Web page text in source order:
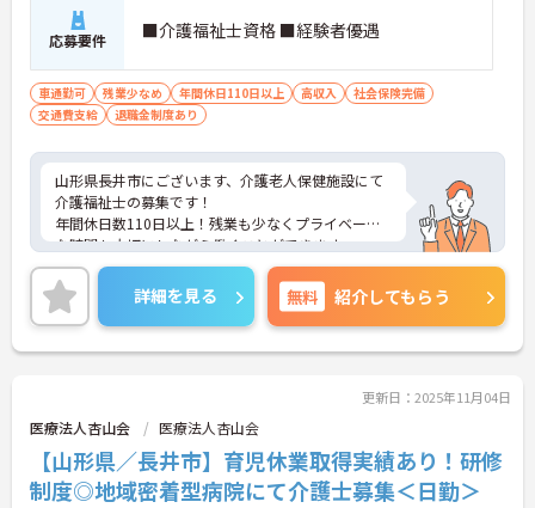
応募要件 ■介護福祉士資格 ■経験者優遇
車通勤可 残業少なめ 年間休日110日以上 高収入
社会保険完備
交通費支給
退職金制度あり
山形県長井市にございます、介護老人保健施設にて
介護福祉士の募集です！
年間休日数110日以上！残業も少なくプライベート
な時間も大切にしながら働くことができます。
マイカー通勤OKなので、通勤も楽々です♪
ご興味ある方には、面接のポイントなど、さらに詳
細をお話致しますのでお気軽にご相談ください。
詳細を見る 無料 紹介してもらう
更新日：2025年11月04日
医療法人杏山会 医療法人杏山会
【山形県／長井市】育児休業取得実績あり！研修
制度◎地域密着型病院にて介護士募集＜日勤＞